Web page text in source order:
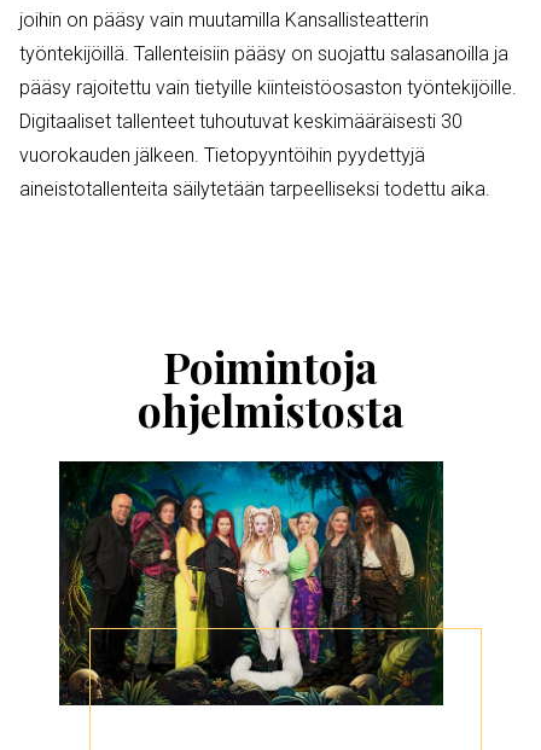
joihin on pääsy vain muutamilla Kansallisteatterin
työntekijöillä. Tallenteisiin pääsy on suojattu salasanoilla ja
pääsy rajoitettu vain tietyille kiinteistöosaston työntekijöille.
Digitaaliset tallenteet tuhoutuvat keskimääräisesti 30
vuorokauden jälkeen. Tietopyyntöihin pyydettyjä
aineistotallenteita säilytetään tarpeelliseksi todettu aika.
Poimintoja
ohjelmistosta